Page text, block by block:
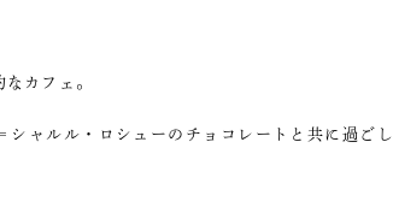
カフェ。
ャルル・ロシューのチョコレートと共に過ごし